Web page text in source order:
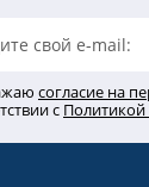
согласие на
с